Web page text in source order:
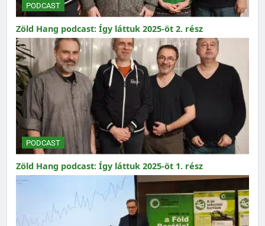
PODCAST
Zöld Hang podcast: Így láttuk 2025-öt 2. rész
PODCAST
Zöld Hang podcast: Így láttuk 2025-öt 1. rész